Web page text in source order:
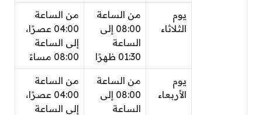
يوم
الثلاثاء
من الساعة
08:00 إلى
الساعة
01:30 ظهرًا
من الساعة
04:00 عصرًا،
إلى الساعة
08:00 مساءً
يوم
الأربعاء
من الساعة
08:00 إلى
الساعة
من الساعة
04:00 عصرًا،
إلى الساعة